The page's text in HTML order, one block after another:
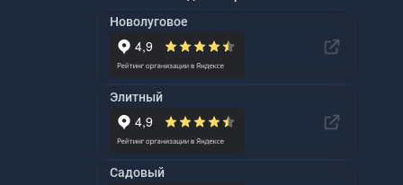
Новолуговое
Элитный
Садовый